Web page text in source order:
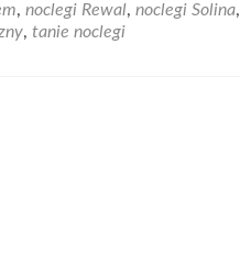
, noclegi Rewal, noclegi Solina,
, tanie noclegi